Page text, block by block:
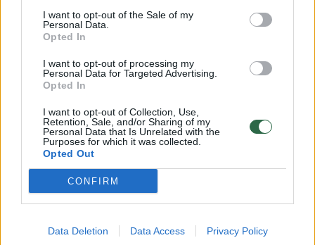
I want to opt-out of the Sale of my
Personal Data.
Opted In
I want to opt-out of processing my
Personal Data for Targeted Advertising.
Opted In
I want to opt-out of Collection, Use,
Retention, Sale, and/or Sharing of my
Personal Data that Is Unrelated with the
Purposes for which it was collected.
Opted Out
CONFIRM
Data Deletion Data Access Privacy Policy
Skandalas „Mis visata“ konkurse: gražuolė buvo
nukarūnuota
Žinios | Pramogos
Karakase – „Miss gėjus Venesuela 2015“ rinkimai
Žinios | Pramogos
Donecko smogikai rinko savo gražuolę